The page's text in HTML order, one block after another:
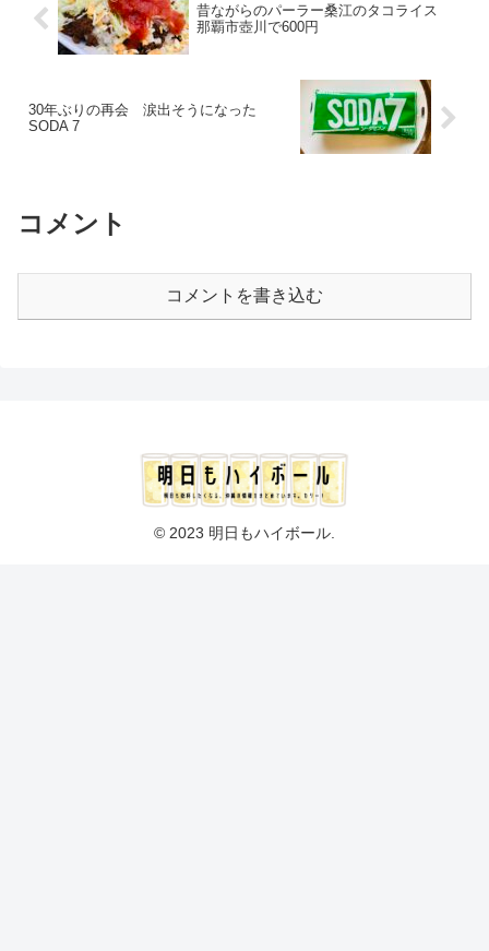
昔ながらのパーラー桑江のタコライス
那覇市壺川で600円
30年ぶりの再会 涙出そうになった
SODA 7
コメント
コメントを書き込む
© 2023 明日もハイボール.